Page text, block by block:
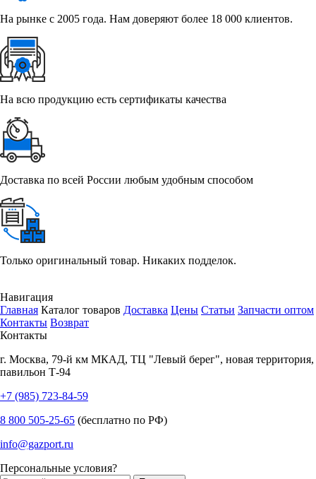
На рынке с 2005 года. Нам доверяют более 18 000 клиентов.
На всю продукцию есть сертификаты качества
Доставка по всей России любым удобным способом
Только оригинальный товар. Никаких подделок.
Навигация
Главная Каталог товаров Доставка Цены Статьи Запчасти оптом
Контакты Возврат
Контакты
г. Москва, 79-й км МКАД, ТЦ "Левый берег", новая территория,
павильон Т-94
+7 (985) 723-84-59
8 800 505-25-65 (бесплатно по РФ)
info@gazport.ru
Персональные условия?